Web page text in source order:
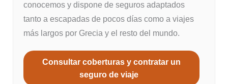
conocemos y dispone de seguros adaptados
tanto a escapadas de pocos días como a viajes
más largos por Grecia y el resto del mundo.
Consultar coberturas y contratar un
seguro de viaje